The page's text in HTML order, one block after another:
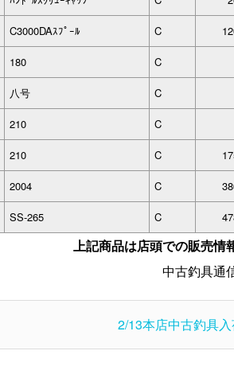
C3000DAｽﾌﾟｰﾙ C
180 C
八号 C
210 C
210 C
2004 C
SS-265 C
上記商品は店頭での販売情
中古釣具通
2/13本店中古釣具